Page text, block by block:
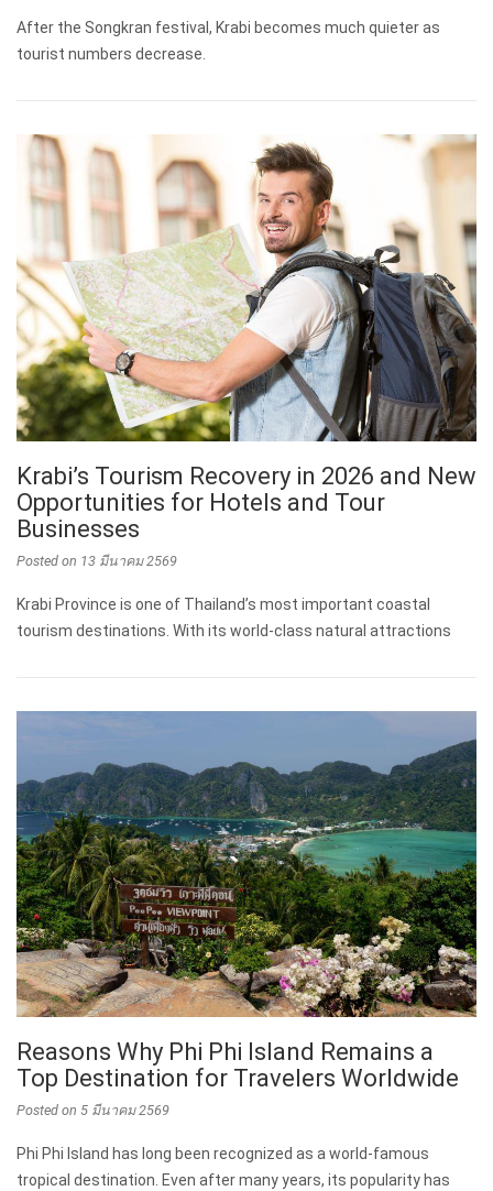
After the Songkran festival, Krabi becomes much quieter as
tourist numbers decrease.
Krabi’s Tourism Recovery in 2026 and New
Opportunities for Hotels and Tour
Businesses
Posted on 13 มีนาคม 2569
Krabi Province is one of Thailand’s most important coastal
tourism destinations. With its world-class natural attractions
Reasons Why Phi Phi Island Remains a
Top Destination for Travelers Worldwide
Posted on 5 มีนาคม 2569
Phi Phi Island has long been recognized as a world-famous
tropical destination. Even after many years, its popularity has